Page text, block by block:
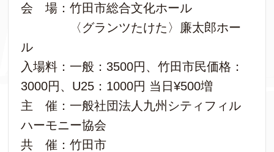
会 場：竹田市総合文化ホール
〈グランツたけた〉廉太郎ホー
ル
入場料：一般：3500円、竹田市民価格：
3000円、U25：1000円 当日¥500増
主 催：一般社団法人九州シティフィル
ハーモニー協会
共 催：竹田市